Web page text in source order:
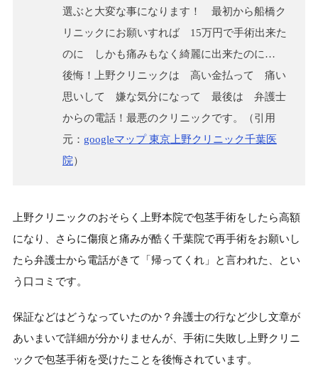
選ぶと大変な事になります！ 最初から船橋ク
リニックにお願いすれば 15万円で手術出来た
のに しかも痛みもなく綺麗に出来たのに…
後悔！上野クリニックは 高い金払って 痛い
思いして 嫌な気分になって 最後は 弁護士
からの電話！最悪のクリニックです。（引用
元： googleマップ 東京上野クリニック千葉医
院）
上野クリニックのおそらく上野本院で包茎手術をしたら高額
になり、さらに傷痕と痛みが酷く千葉院で再手術をお願いし
たら弁護士から電話がきて「帰ってくれ」と言われた、とい
う口コミです。
保証などはどうなっていたのか？弁護士の行など少し文章が
あいまいで詳細が分かりませんが、手術に失敗し上野クリニ
ックで包茎手術を受けたことを後悔されています。